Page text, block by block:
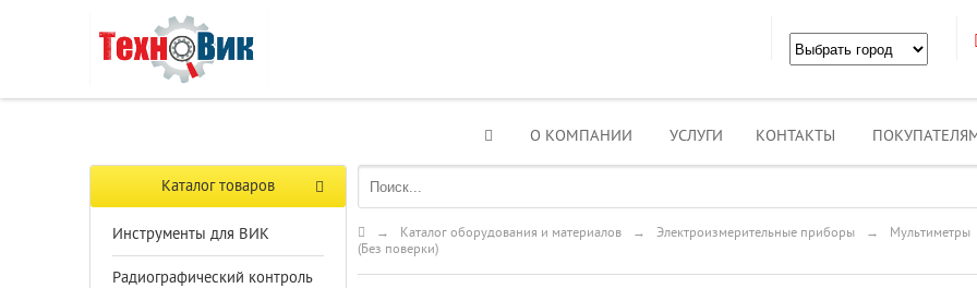
О КОМПАНИИ УСЛУГИ КОНТАКТЫ
Каталог товаров
Инструменты для ВИК
Радиографический контроль
→ Каталог оборудования и материалов → Электроизмерительные приборы → Мультиметры
(Без поверки)